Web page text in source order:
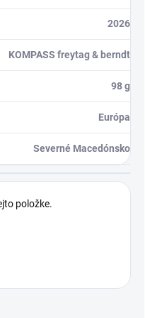
2026
KOMPASS freytag & berndt
98 g
Európa
Severné Macedónsko
položke.